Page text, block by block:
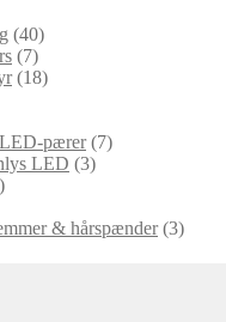
(40)
(7)
(18)
pærer (7)
LED (3)
& hårspænder (3)